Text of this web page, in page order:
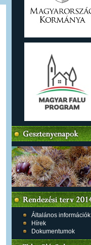
Általános információk
Hírek
Dokumentumok